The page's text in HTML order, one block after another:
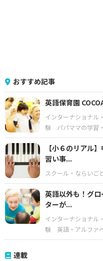
おすすめ記事
英語保育園
インターナショナル
験
パパママの学習
【小６のリアル
習い事...
スクール・ならいご
英語以外も！グ
ターが...
インターナショナル
験
英語・アルファ
連載